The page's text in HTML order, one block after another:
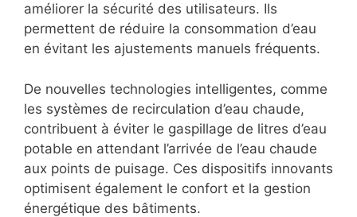
améliorer la sécurité des utilisateurs. Ils
permettent de réduire la consommation d’eau
en évitant les ajustements manuels fréquents.
De nouvelles technologies intelligentes, comme
les systèmes de recirculation d’eau chaude,
contribuent à éviter le gaspillage de litres d’eau
potable en attendant l’arrivée de l’eau chaude
aux points de puisage. Ces dispositifs innovants
optimisent également le confort et la gestion
énergétique des bâtiments.